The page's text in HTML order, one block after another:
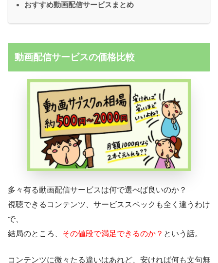
おすすめ動画配信サービスまとめ
動画配信サービスの価格比較
多々有る動画配信サービスは何で選べば良いのか？
視聴できるコンテンツ、サービススペックも全く違うわけ
で、
結局のところ、 その値段で満足できるのか？ という話。
コンテンツに微々たる違いはあれど、安ければ何も文句無